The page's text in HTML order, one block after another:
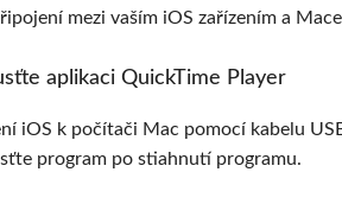
mezi vaším iOS zařízením a
aplikaci QuickTime Player
iOS k počítači Mac pomocí kabelu
program po stiahnutí programu.